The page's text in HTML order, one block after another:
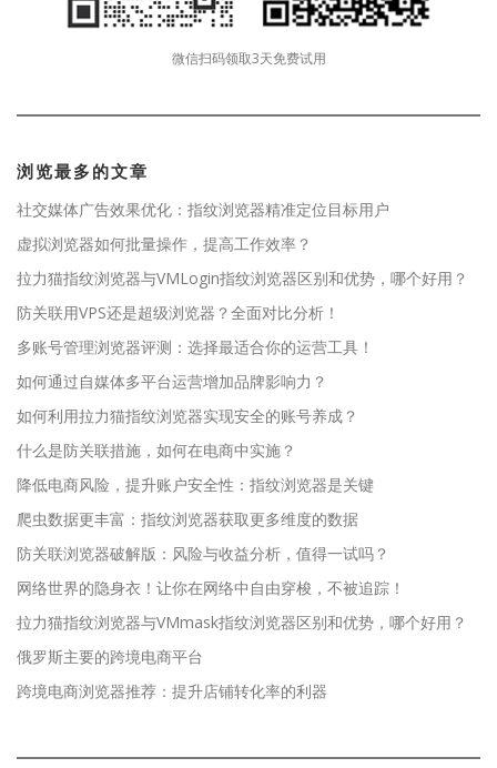
微信扫码领取3天免费试用
浏览最多的文章
社交媒体广告效果优化：指纹浏览器精准定位目标用户
虚拟浏览器如何批量操作，提高工作效率？
拉力猫指纹浏览器与VMLogin指纹浏览器区别和优势，哪个好用？
防关联用VPS还是超级浏览器？全面对比分析！
多账号管理浏览器评测：选择最适合你的运营工具！
如何通过自媒体多平台运营增加品牌影响力？
如何利用拉力猫指纹浏览器实现安全的账号养成？
什么是防关联措施，如何在电商中实施？
降低电商风险，提升账户安全性：指纹浏览器是关键
爬虫数据更丰富：指纹浏览器获取更多维度的数据
防关联浏览器破解版：风险与收益分析，值得一试吗？
网络世界的隐身衣！让你在网络中自由穿梭，不被追踪！
拉力猫指纹浏览器与VMmask指纹浏览器区别和优势，哪个好用？
俄罗斯主要的跨境电商平台
跨境电商浏览器推荐：提升店铺转化率的利器